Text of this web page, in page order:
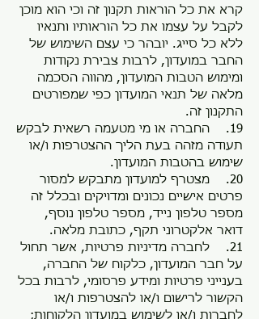
קרא את כל הוראות תקנון זה וכי הוא מוכן
לקבל על עצמו את כל הוראותיו ותנאיו
ללא כל סייג. יובהר כי עצם השימוש של
החבר במועדון, לרבות צבירת נקודות
ומימוש הטבות המועדון, מהווה הסכמה
מלאה של תנאי המועדון כפי שמפורטים
התקנון זה.
19. החברה או מי מטעמה רשאית לבקש
תעודה מזהה בעת הליך ההצטרפות ו/או
שימוש בהטבות המועדון.
20. מצטרף למועדון מתבקש למסור
פרטים אישיים נכונים ומדויקים ובכלל זה
מספר טלפון נייד, מספר טלפון נוסף,
דואר אלקטרוני תקף, כתובת מלאה.
21. לחברה מדיניות פרטיות, אשר תחול
על חבר המועדון, כלקוח של החברה,
בענייני פרטיות ומידע פרסומי, לרבות בכל
הקשור לרישום ו/או להצטרפות ו/או
לחברות ו/או לשימוש במועדון הלקוחות;